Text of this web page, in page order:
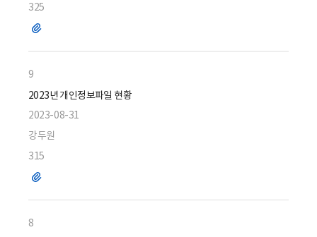
325
파
9
2023년 개인정보파일 현황
2023-08-31
강두원
315
파
8